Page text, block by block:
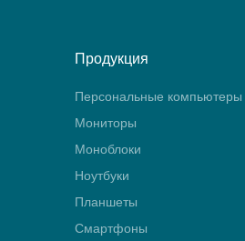
Продукция
Персональные компьютеры
Мониторы
Моноблоки
Ноутбуки
Планшеты
Смартфоны